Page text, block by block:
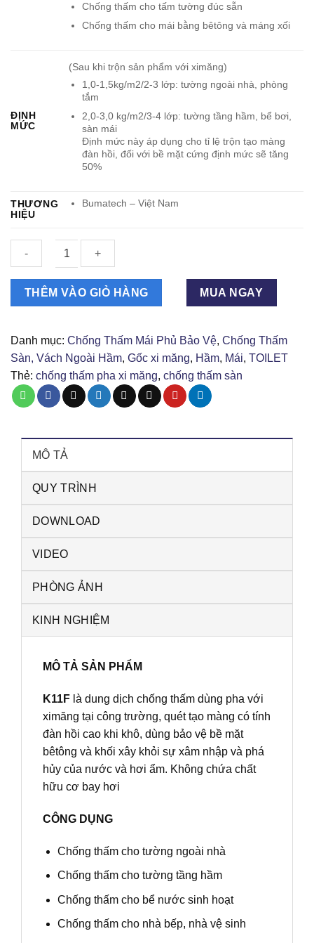
Chống thấm cho tấm tường đúc sẵn
Chống thấm cho mái bằng bêtông và máng xối
ĐỊNH
MỨC
(Sau khi trộn sản phẩm với ximăng)
1,0-1,5kg/m2/2-3 lớp: tường ngoài nhà, phòng
tắm
2,0-3,0 kg/m2/3-4 lớp: tường tầng hầm, bể bơi,
sàn mái
Định mức này áp dụng cho tỉ lệ trộn tạo màng
đàn hồi, đối với bề mặt cứng định mức sẽ tăng
50%
THƯƠNG
HIỆU
Bumatech – Việt Nam
Chống
xi
măng
dùng
cho
sàn
THÊM VÀO GIỎ HÀNG MUA NGAY
Danh mục: Chống Thấm Mái Phủ Bảo Vệ, Chống Thấm
Sàn, Vách Ngoài Hầm, Gốc xi măng, Hầm, Mái, TOILET
Thẻ: chống thấm pha xi măng, chống thấm sàn
MÔ TẢ
QUY TRÌNH
DOWNLOAD
VIDEO
PHÒNG ẢNH
KINH NGHIỆM
MÔ TẢ SẢN PHẨM
K11F là dung dịch chống thấm dùng pha với
ximăng tại công trường, quét tạo màng có tính
đàn hồi cao khi khô, dùng bảo vệ bề mặt
bêtông và khối xây khỏi sự xâm nhập và phá
hủy của nước và hơi ẩm. Không chứa chất
hữu cơ bay hơi
CÔNG DỤNG
Chống thấm cho tường ngoài nhà
Chống thấm cho tường tầng hầm
Chống thấm cho bể nước sinh hoạt
Chống thấm cho nhà bếp, nhà vệ sinh